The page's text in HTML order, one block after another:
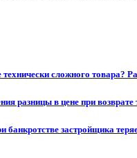
сложного товара?
разницы в цене при возврате
банкротстве застройщика